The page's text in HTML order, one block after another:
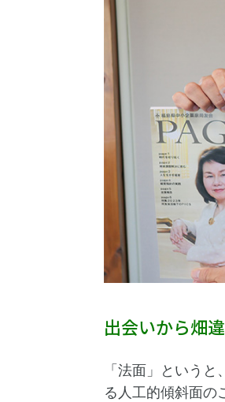
出会いから畑
「法面」という
る人工的傾斜面の